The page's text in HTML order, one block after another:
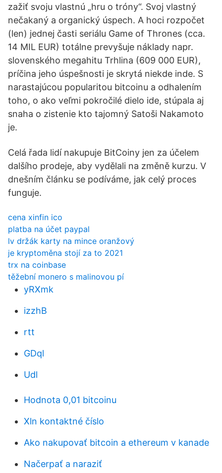
zažiť svoju vlastnú „hru o tróny“. Svoj vlastný
nečakaný a organický úspech. A hoci rozpočet
(len) jednej časti seriálu Game of Thrones (cca.
14 MIL EUR) totálne prevyšuje náklady napr.
slovenského megahitu Trhlina (609 000 EUR),
príčina jeho úspešnosti je skrytá niekde inde. S
narastajúcou popularitou bitcoinu a odhalením
toho, o ako veľmi pokročilé dielo ide, stúpala aj
snaha o zistenie kto tajomný Satoši Nakamoto
je.
Celá řada lidí nakupuje BitCoiny jen za účelem
dalšího prodeje, aby vydělali na změně kurzu. V
dnešním článku se podíváme, jak celý proces
funguje.
cena xinfin ico
platba na účet paypal
lv držák karty na mince oranžový
je kryptoměna stojí za to 2021
trx na coinbase
těžební monero s malinovou pí
yRXmk
izzhB
rtt
GDql
Udl
Hodnota 0,01 bitcoinu
Xln kontaktné číslo
Ako nakupovať bitcoin a ethereum v kanade
Načerpať a naraziť